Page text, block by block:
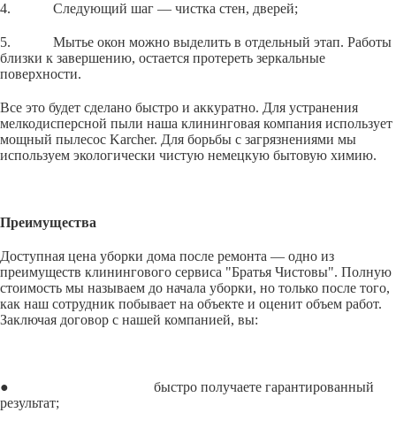
4. Следующий шаг — чистка стен, дверей;
5. Мытье окон можно выделить в отдельный этап. Работы
близки к завершению, остается протереть зеркальные
поверхности.
Все это будет сделано быстро и аккуратно. Для устранения
мелкодисперсной пыли наша клининговая компания использует
мощный пылесос Karcher. Для борьбы с загрязнениями мы
используем экологически чистую немецкую бытовую химию.
Преимущества
Доступная цена уборки дома после ремонта — одно из
преимуществ клинингового сервиса "Братья Чистовы". Полную
стоимость мы называем до начала уборки, но только после того,
как наш сотрудник побывает на объекте и оценит объем работ.
Заключая договор с нашей компанией, вы:
● быстро получаете гарантированный
результат;